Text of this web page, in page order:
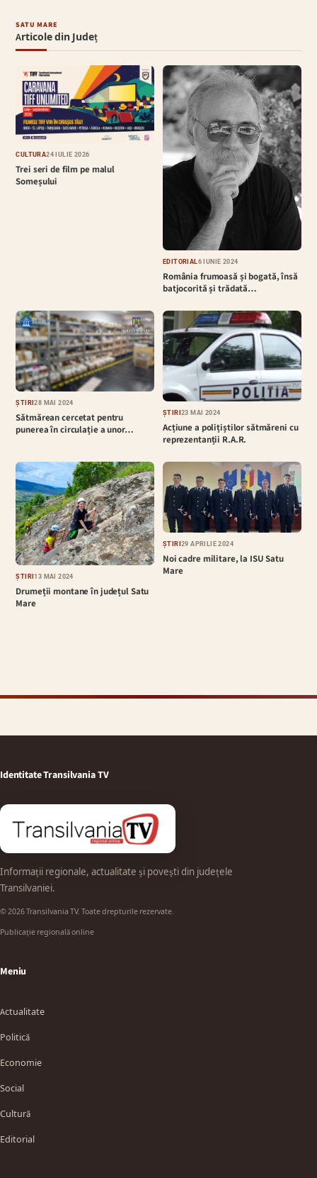
SATU MARE
Articole din Județ
CULTURĂ24 IULIE 2026
Trei seri de film pe malul
Someșului
EDITORIAL6 IUNIE 2024
România frumoasă și bogată, însă
batjocorită și trădată…
ȘTIRI28 MAI 2024
Sătmărean cercetat pentru
punerea în circulație a unor…
ȘTIRI23 MAI 2024
Acțiune a polițiștilor sătmăreni cu
reprezentanții R.A.R.
ȘTIRI13 MAI 2024
Drumeții montane în județul Satu
Mare
ȘTIRI29 APRILIE 2024
Noi cadre militare, la ISU Satu
Mare
Identitate Transilvania TV
Informații regionale, actualitate și povești din județele
Transilvaniei.
© 2026 Transilvania TV. Toate drepturile rezervate.
Publicație regională online
Meniu
Actualitate
Politică
Economie
Social
Cultură
Editorial